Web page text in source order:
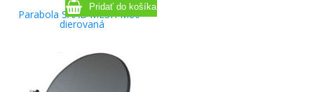
Parabola SAAB MESH M80 -
dierovaná